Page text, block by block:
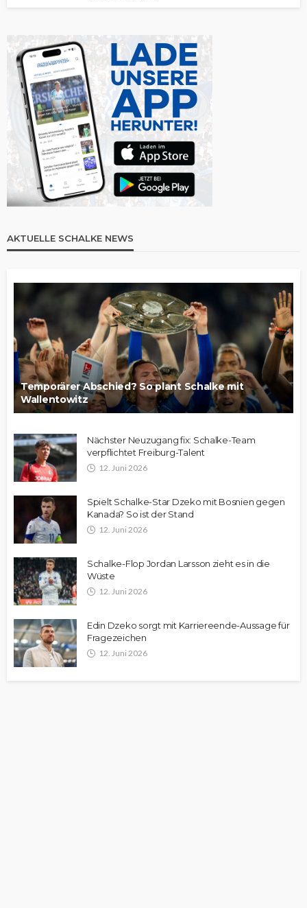
AKTUELLE SCHALKE NEWS
Temporärer Abschied? So plant Schalke mit
Wallentowitz
Nächster Neuzugang fix: Schalke-Team
verpflichtet Freiburg-Talent
12. Juni 2026
Spielt Schalke-Star Dzeko mit Bosnien gegen
Kanada? So ist der Stand
12. Juni 2026
Schalke-Flop Jordan Larsson zieht es in die
Wüste
12. Juni 2026
Edin Dzeko sorgt mit Karriereende-Aussage für
Fragezeichen
12. Juni 2026